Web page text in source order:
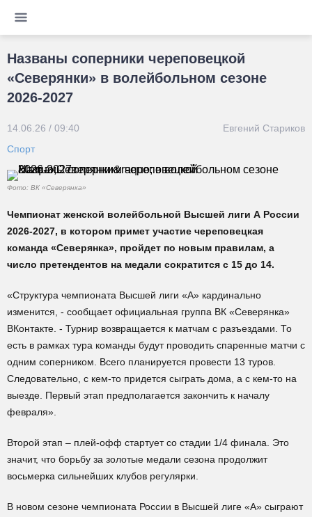
Названы соперники череповецкой
«Северянки» в волейбольном сезоне
2026-2027
14.06.26 / 09:40
Евгений Стариков
Спорт
Фото: ВК «Северянка»
Чемпионат женской волейбольной Высшей лиги А России
2026-2027, в котором примет участие череповецкая
команда «Северянка», пройдет по новым правилам, а
число претендентов на медали сократится с 15 до 14.
«Структура чемпионата Высшей лиги «А» кардинально
изменится, - сообщает официальная группа ВК «Северянка»
ВКонтакте. - Турнир возвращается к матчам с разъездами. То
есть в рамках тура команды будут проводить спаренные матчи с
одним соперником. Всего планируется провести 13 туров.
Следовательно, с кем-то придется сыграть дома, а с кем-то на
выезде. Первый этап предполагается закончить к началу
февраля».
Второй этап – плей-офф стартует со стадии 1/4 финала. Это
значит, что борьбу за золотые медали сезона продолжит
восьмерка сильнейших клубов регулярки.
В новом сезоне чемпионата России в Высшей лиге «А» сыграют